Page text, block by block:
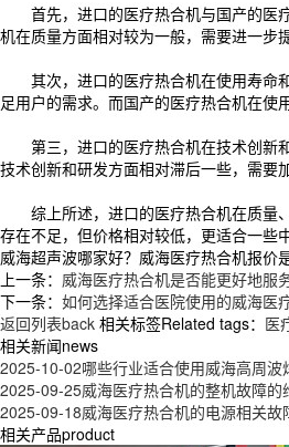
首先，进口的医疗热合机与国产的医疗
机在质量方面相对较为一般，需要进一步
其次，进口的医疗热合机在使用寿命和
足用户的需求。而国产的医疗热合机在使
第三，进口的医疗热合机在技术创新和
技术创新和研发方面相对滞后一些，需要
综上所述，进口的医疗热合机在质量、
存在不足，但价格相对较低，更适合一些
威海超声波哪家好？威海医疗热合机报
上一条： 威海医疗热合机是否能更好地服
下一条： 如何选择适合医院使用的威海医
返回列表back 相关标签Related tags： 医
相关新闻news
2025-10-02哪些行业适合使用威海高周波
2025-09-25威海医疗热合机的整机故障的
2025-09-18威海医疗热合机的电源相关故
相关产品product